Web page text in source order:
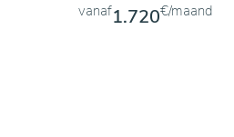
vanaf1.720€/maand